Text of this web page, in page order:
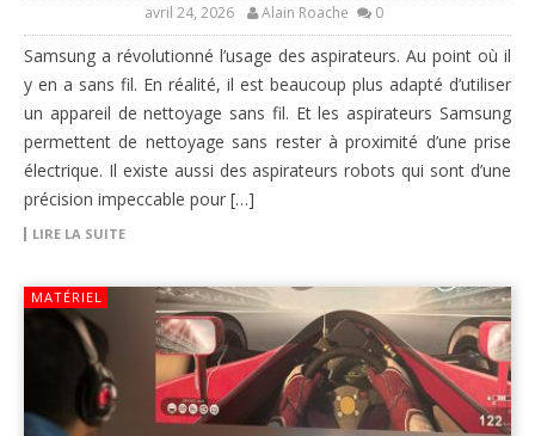
avril 24, 2026 Alain Roache 0
Samsung a révolutionné l’usage des aspirateurs. Au point où il
y en a sans fil. En réalité, il est beaucoup plus adapté d’utiliser
un appareil de nettoyage sans fil. Et les aspirateurs Samsung
permettent de nettoyage sans rester à proximité d’une prise
électrique. Il existe aussi des aspirateurs robots qui sont d’une
précision impeccable pour […]
LIRE LA SUITE
MATÉRIEL